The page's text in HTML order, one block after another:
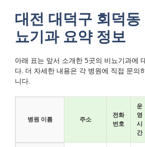
대전 대덕구 회덕동
뇨기과 요약 정보
아래 표는 앞서 소개한 5곳의 비뇨기과에
다. 더 자세한 내용은 각 병원에 직접 문의
니다.
병원 이름 주소
전화
번호
운
영
시
간